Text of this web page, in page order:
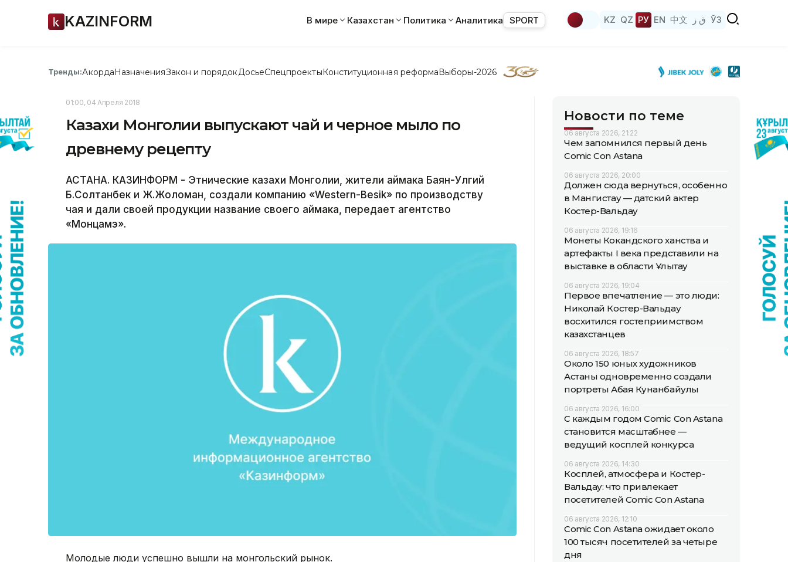
KAZINFORM В мире Казахстан Политика Аналитика SPORT KZ QZ РУ EN 中文 ق ز ЎЗ
Тренды:АкордаНазначенияЗакон и порядок ДосьеСпецпроектыКонституционная реформаВыборы-2026
01:00, 04 Апреля 2018
Казахи Монголии выпускают чай и черное мыло по
древнему рецепту
АСТАНА. КАЗИНФОРМ - Этнические казахи Монголии, жители аймака Баян-Улгий
Б.Солтанбек и Ж.Жоломан, создали компанию «Western-Besik» по производству
чая и дали своей продукции название своего аймака, передает агентство
«Монцамэ».
Молодые люди успешно вышли на монгольский рынок.
Новости по теме
06 августа 2026, 21:22
Чем запомнился первый день
Comic Con Astana
06 августа 2026, 20:00
Должен сюда вернуться, особенно
в Мангистау — датский актер
Костер-Вальдау
06 августа 2026, 19:16
Монеты Кокандского ханства и
артефакты I века представили на
выставке в области Ұлытау
06 августа 2026, 19:04
Первое впечатление — это люди:
Николай Костер-Вальдау
восхитился гостеприимством
казахстанцев
06 августа 2026, 18:57
Около 150 юных художников
Астаны одновременно создали
портреты Абая Кунанбайулы
06 августа 2026, 16:00
С каждым годом Comic Con Astana
становится масштабнее —
ведущий косплей конкурса
06 августа 2026, 14:30
Косплей, атмосфера и Костер-
Вальдау: что привлекает
посетителей Comic Con Astana
06 августа 2026, 12:10
Comic Con Astana ожидает около
100 тысяч посетителей за четыре
дня